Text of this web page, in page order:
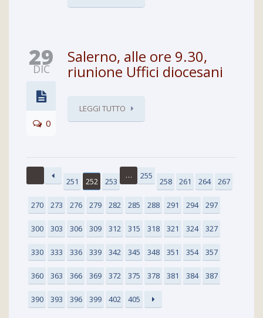
29
DIC
0
Salerno, alle ore 9.30,
riunione Uffici diocesani
LEGGI TUTTO
251 252 253
… 255
258 261 264 267
270 273 276 279 282 285 288 291 294 297
300 303 306 309 312 315 318 321 324 327
330 333 336 339 342 345 348 351 354 357
360 363 366 369 372 375 378 381 384 387
390 393 396 399 402 405